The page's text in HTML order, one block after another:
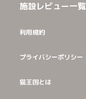
施設レビュー一覧
利用規約
プライバシーポリシー
猫王国とは